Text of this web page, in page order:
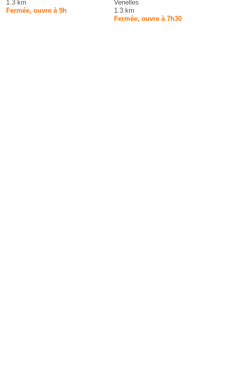
1.3 km
Fermée, ouvre à 9h
Venelles
1.3 km
Fermée, ouvre à 7h30